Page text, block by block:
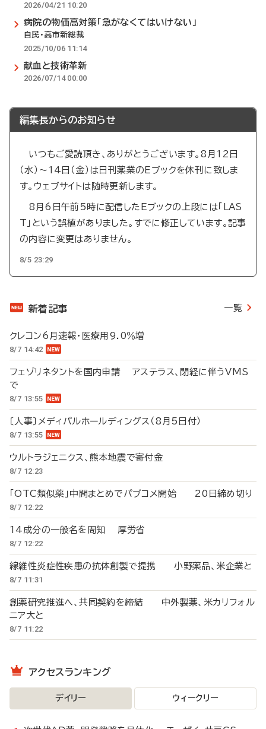
2026/04/21 10:20
病院の物価高対策「急がなくてはいけない」
自民・高市新総裁
2025/10/06 11:14
献血と技術革新
2026/07/14 00:00
編集長からのお知らせ
いつもご愛読頂き、ありがとうございます。8月12日
（水）～14日（金）は日刊薬業のEブックを休刊に致しま
す。ウェブサイトは随時更新します。
8月6日午前5時に配信したEブックの上段には「LAS
T」という誤植がありました。すでに修正しています。記事
の内容に変更はありません。
8/5 23:29
新着記事 一覧
クレコン6月速報・医療用9.0％増
8/7 14:42
フェゾリネタントを国内申請 アステラス、閉経に伴うVMS
で
8/7 13:55
〔人事〕メディパルホールディングス（8月5日付）
8/7 13:55
ウルトラジェニクス、熊本地震で寄付金
8/7 12:23
「OTC類似薬」中間まとめでパブコメ開始 20日締め切り
8/7 12:22
14成分の一般名を周知 厚労省
8/7 12:22
線維性炎症性疾患の抗体創製で提携 小野薬品、米企業と
8/7 11:31
創薬研究推進へ、共同契約を締結 中外製薬、米カリフォル
ニア大と
8/7 11:22
アクセスランキング
デイリー ウィークリー